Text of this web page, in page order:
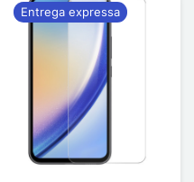
Entrega expressa